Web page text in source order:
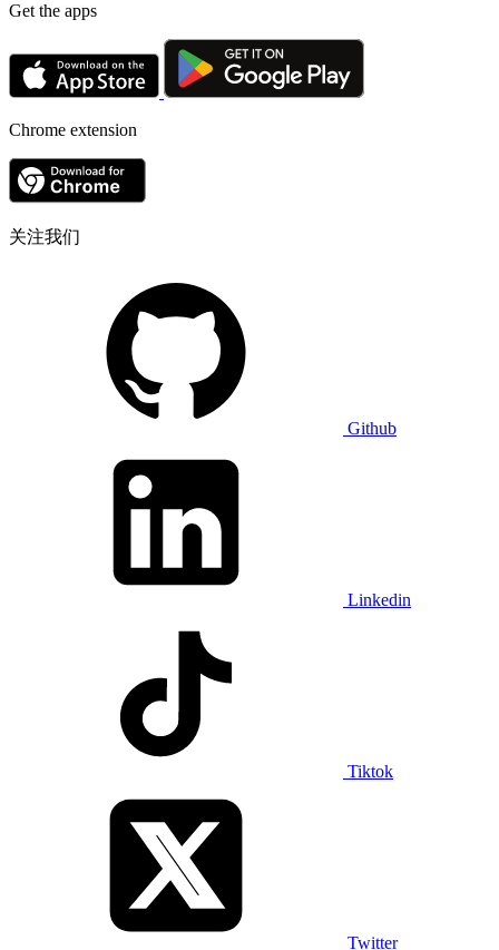
Get the apps
Chrome extension
关注我们
Github
Linkedin
Tiktok
Twitter